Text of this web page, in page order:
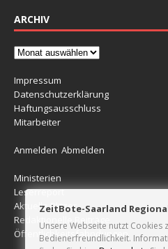
ARCHIV
Impressum
Datenschutzerklärung
Haftungsausschluss
Mitarbeiter
Anmelden Abmelden
Ministerien
Leserreport
Aktuelle Blitzer
Redaktionelle Beiträge
Öffentlichkeitsfahndungen
ZeitBote-Saarland
Unsere Webseite nutzt Cookies
Bedienerfreundlichkeit.